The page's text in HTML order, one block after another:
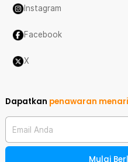
Instagram
Facebook
X
Dapatkan penawaran
Email Anda
Mulai